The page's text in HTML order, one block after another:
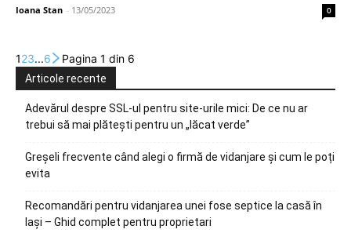
Ioana Stan - 13/05/2023 0
123...6 Pagina 1 din 6
Articole recente
Adevărul despre SSL-ul pentru site-urile mici: De ce nu ar
trebui să mai plătești pentru un „lăcat verde”
Greșeli frecvente când alegi o firmă de vidanjare și cum le poți
evita
Recomandări pentru vidanjarea unei fose septice la casă în
Iași – Ghid complet pentru proprietari